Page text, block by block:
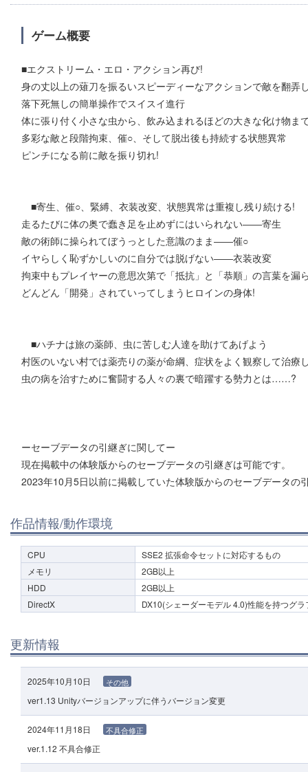
ゲーム概要
■エクストリーム・エロ・アクション再び!
身の丈以上の薙刀を振るいスピーディーなアクションで敵を翻弄
落下死無しの簡単操作でスイスイ進行
体に張り付く小さな虫から、飲み込まれるほどの大きな化け物ま
多彩な敵と段階拘束、催○、そして脱出後も持続する状態異常
ピンチになる前に敵を振り切れ!
■寄生、催○、緊縛、衣装改変、状態異常は重複し残り続ける!
走るたびに体の奥で蠢き足を止めずにはいられない――寄生
敵の術師に操られてぼうっとした意識のまま――催○
イヤらしく恥ずかしいのに自分では脱げない――衣装改変
拘束中もプレイヤーの意思次第で「抵抗」と「恭順」の言葉を漏
どんどん「開発」されていってしまうヒロインの身体!
■ハチナは旅の薬師、虫に苦しむ人達を助けてあげよう
村医のいない村では薬売りの薬が命綱、症状をよく観察して治療
虫の病を治すために奮闘する人々の裏で暗躍する勢力とは……?
ーセーブデータの引継ぎに関してー
現在掲載中の体験版からのセーブデータの引継ぎは可能です。
2023年10月5日以前に掲載していた体験版からのセーブデータの
作品情報/動作環境
CPU
SSE2 拡張命令セットに対応するもの
メモリ
2GB以上
HDD
2GB以上
DirectX
DX10(シェーダーモデル 4.0)性能を持つグ
更新情報
2025年10月10日 その他
ver1.13 Unityバージョンアップに伴うバージョン変更
2024年11月18日 不具合修正
ver.1.12 不具合修正